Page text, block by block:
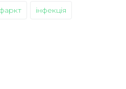
інфекція